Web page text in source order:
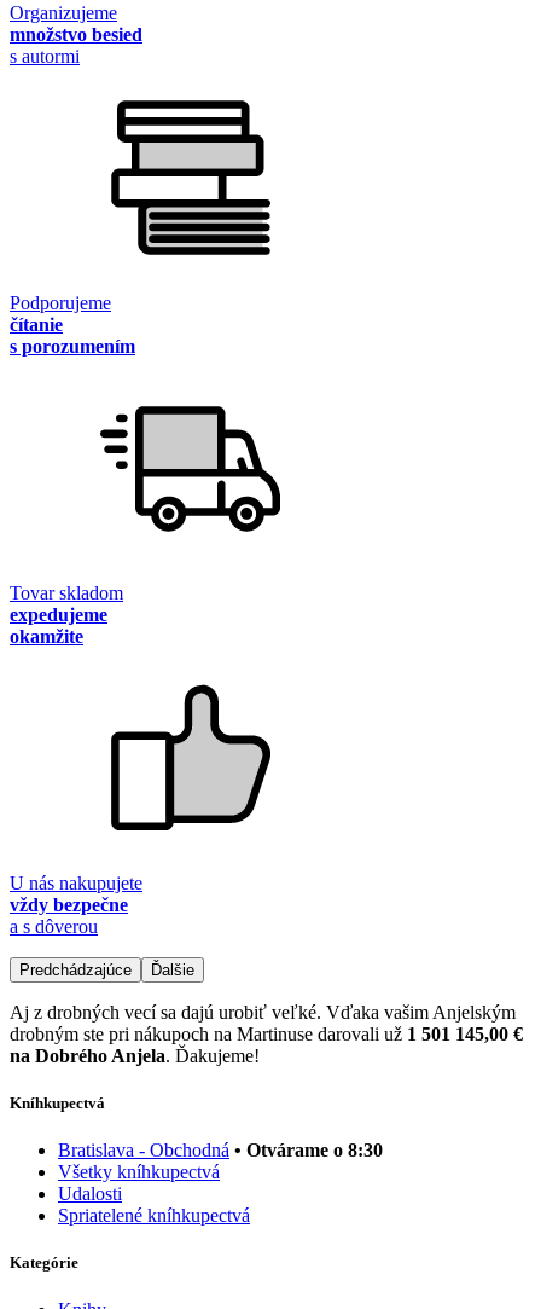
Organizujeme
množstvo besied
s autormi
Podporujeme
čítanie
s porozumením
Tovar skladom
expedujeme
okamžite
U nás nakupujete
vždy bezpečne
a s dôverou
Predchádzajúce Ďalšie
Aj z drobných vecí sa dajú urobiť veľké. Vďaka vašim Anjelským
drobným ste pri nákupoch na Martinuse darovali už 1 501 145,00 €
na Dobrého Anjela. Ďakujeme!
Kníhkupectvá
Bratislava - Obchodná • Otvárame o 8:30
Všetky kníhkupectvá
Udalosti
Spriatelené kníhkupectvá
Kategórie